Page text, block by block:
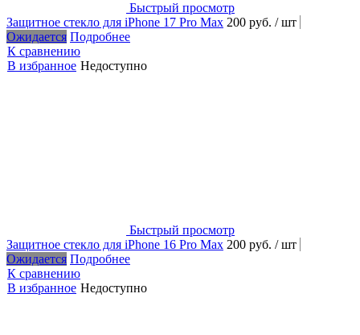
Быстрый просмотр
Защитное стекло для iPhone 17 Pro Max 200 руб. / шт
Ожидается Подробнее
К сравнению
В избранное Недоступно
Быстрый просмотр
Защитное стекло для iPhone 16 Pro Max 200 руб. / шт
Ожидается Подробнее
К сравнению
В избранное Недоступно